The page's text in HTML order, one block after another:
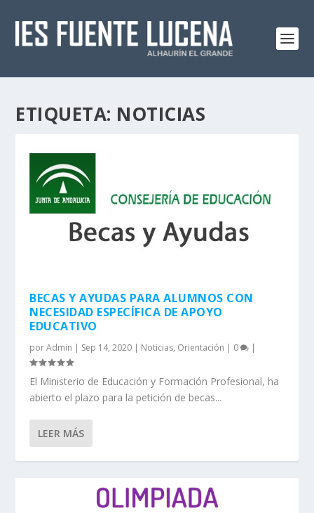
ETIQUETA: NOTICIAS
BECAS Y AYUDAS PARA ALUMNOS CON
NECESIDAD ESPECÍFICA DE APOYO
EDUCATIVO
porAdmin | Sep 14, 2020 | Noticias, Orientación | 0 |
El Ministerio de Educación y Formación Profesional, ha
abierto el plazo para la petición de becas...
LEER MÁS